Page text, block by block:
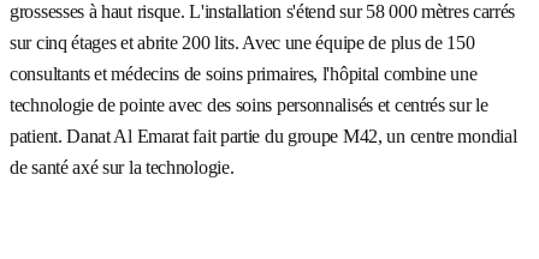
grossesses à haut risque. L'installation s'étend sur 58 000 mètres carrés
sur cinq étages et abrite 200 lits. Avec une équipe de plus de 150
consultants et médecins de soins primaires, l'hôpital combine une
technologie de pointe avec des soins personnalisés et centrés sur le
patient. Danat Al Emarat fait partie du groupe M42, un centre mondial
de santé axé sur la technologie.